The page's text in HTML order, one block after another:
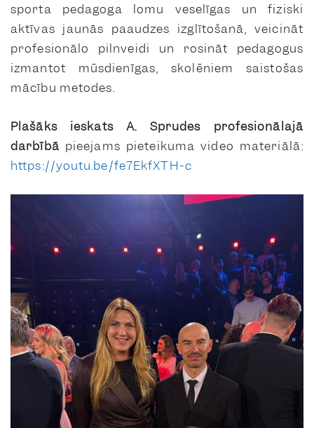
sporta pedagoga lomu veselīgas un fiziski
aktīvas jaunās paaudzes izglītošanā, veicināt
profesionālo pilnveidi un rosināt pedagogus
izmantot mūsdienīgas, skolēniem saistošas
mācību metodes.
Plašāks ieskats A. Sprudes profesionālajā
darbībā pieejams pieteikuma video materiālā:
https://youtu.be/fe7EkfXTH-c